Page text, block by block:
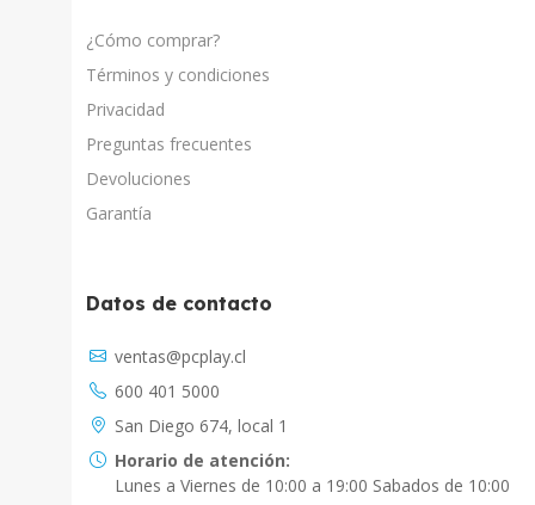
¿Cómo comprar?
Términos y condiciones
Privacidad
Preguntas frecuentes
Devoluciones
Garantía
Datos de contacto
ventas@pcplay.cl
600 401 5000
San Diego 674, local 1
Horario de atención:
Lunes a Viernes de 10:00 a 19:00 Sabados de 10:00
Chat con IA
PcPlay Santiago / Web
Hola soy Freddy, en que puedo ayudarte...